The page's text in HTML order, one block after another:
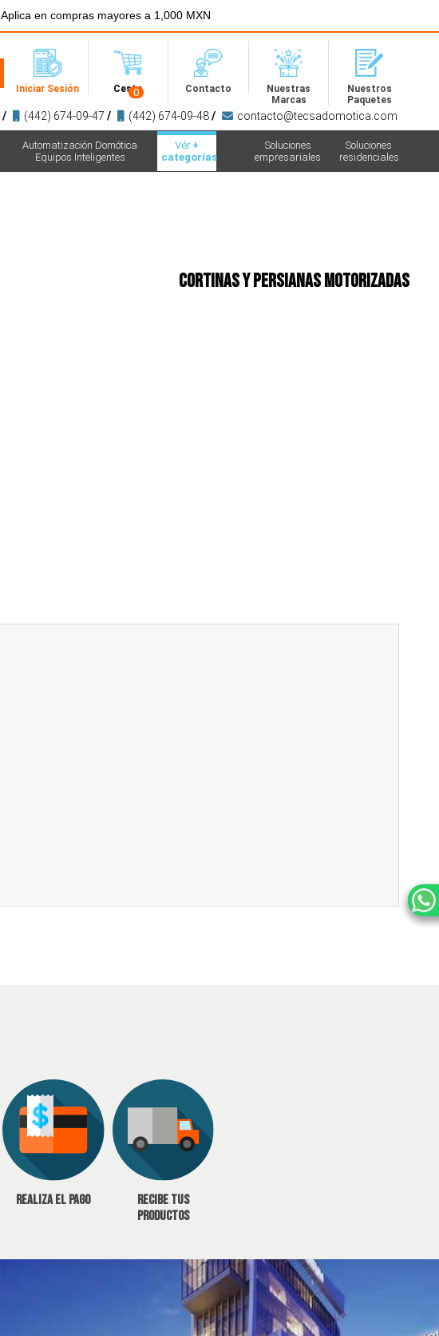
Aplica en compras mayores a 1,000 MXN
Iniciar Sesión Cesta
0 Contacto
Nuestras
Marcas
Nuestros
Paquetes
/ (442) 674-09-47 / (442) 674-09-48/ contacto@tecsadomotica.com
Automatización Domótica
Equipos Inteligentes
Vér +
categorías
Soluciones
residenciales
Soluciones
empresariales
Cortinas y Persianas Motorizadas
Realiza el pago
Recibe tus
productos